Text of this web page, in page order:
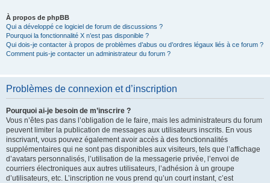
À propos de phpBB
Qui a développé ce logiciel de forum de discussions ?
Pourquoi la fonctionnalité X n’est pas disponible ?
Qui dois-je contacter à propos de problèmes d’abus ou d’ordres légaux liés à ce forum ?
Comment puis-je contacter un administrateur du forum ?
Problèmes de connexion et d’inscription
Pourquoi ai-je besoin de m’inscrire ?
Vous n’êtes pas dans l’obligation de le faire, mais les administrateurs du forum
peuvent limiter la publication de messages aux utilisateurs inscrits. En vous
inscrivant, vous pouvez également avoir accès à des fonctionnalités
supplémentaires qui ne sont pas disponibles aux visiteurs, tels que l’affichage
d’avatars personnalisés, l’utilisation de la messagerie privée, l’envoi de
courriers électroniques aux autres utilisateurs, l’adhésion à un groupe
d’utilisateurs, etc. L’inscription ne vous prend qu’un court instant, c’est